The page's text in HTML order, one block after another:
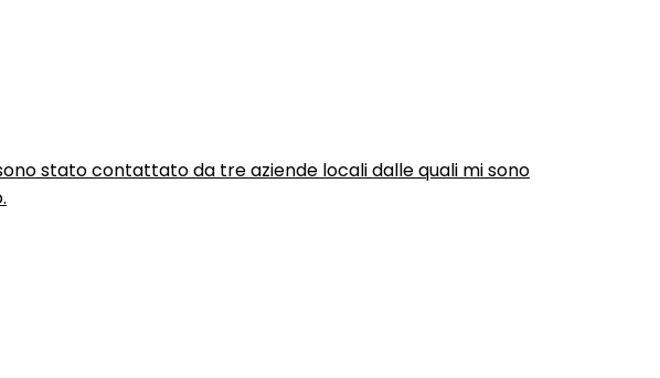
stato contattato da tre aziende locali dalle quali mi sono